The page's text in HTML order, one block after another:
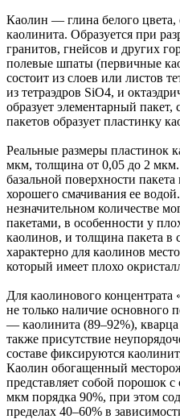
Каолин — глина белого цвета,
каолинита. Образуется при
гранитов, гнейсов и других
полевые шпаты (первичные
состоит из слоев или листов
из тетраэдров SiO4, и
образует элементарный пакет,
пакетов образует пластинку
Реальные размеры пластинок
мкм, толщина от 0,05 до 2
базальной поверхности
хорошего смачивания ее
незначительном количестве
пакетами, в особенности у
каолинов, и толщина пакета в
характерно для каолинов
который имеет плохо
Для каолинового
не только наличие основного
— каолинита (89–92%),
также присутствие
составе фиксируются
Каолин обогащенный
представляет собой порошок
мкм порядка 90%, при этом
пределах 40–60% в